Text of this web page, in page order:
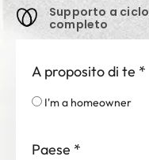
Supporto a ciclo
completo
A proposito di te *
I'm a homeowner
Paese *